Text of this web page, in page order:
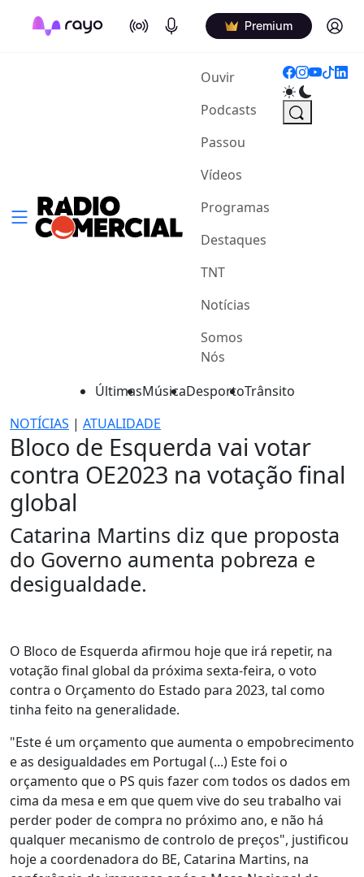
On Air Podcasts Premium Log in
Ouvir(current)
Podcasts
Passou
Vídeos
Programas
Destaques
TNT
Notícias
Somos
Nós
ÚltimasMúsicaDesportoTrânsito
NOTÍCIAS | ATUALIDADE
Bloco de Esquerda vai votar
contra OE2023 na votação final
global
Catarina Martins diz que proposta
do Governo aumenta pobreza e
desigualdade.
O Bloco de Esquerda afirmou hoje que irá repetir, na
votação final global da próxima sexta-feira, o voto
contra o Orçamento do Estado para 2023, tal como
tinha feito na generalidade.
"Este é um orçamento que aumenta o empobrecimento
e as desigualdades em Portugal (...) Este foi o
orçamento que o PS quis fazer com todos os dados em
cima da mesa e em que quem vive do seu trabalho vai
perder poder de compra no próximo ano, e não há
qualquer mecanismo de controlo de preços", justificou
hoje a coordenadora do BE, Catarina Martins, na